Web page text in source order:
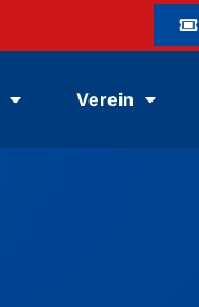
Verein